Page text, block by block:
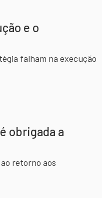
e o
falham na execução
obrigada a
retorno aos